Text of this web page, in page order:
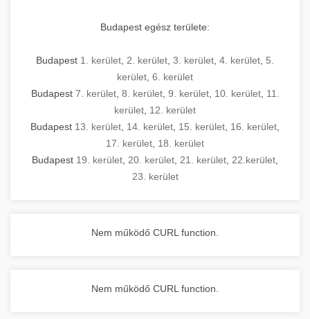
Budapest egész területe:
Budapest 1. kerület 2. kerület 3. kerület 4. kerület 5.
kerület 6. kerület
Budapest 7. kerület, 8. kerület, 9. kerület, 10. kerület, 11.
kerület 12. kerület
Budapest 13. kerület 14. kerület 15. kerület 16. kerület
17. kerület 18. kerület
Budapest 19. kerület 20. kerület 21. kerület 22.kerület
23. kerület
Nem működő CURL function.
Nem működő CURL function.